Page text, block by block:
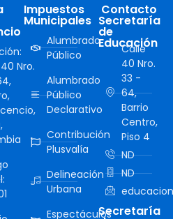
Nro.
Impuestos
Municipales
Alumbrado
Público
Alumbrado
Público
Declarativo
Contribución
Plusvalía
Delineación
Urbana
Espectáculos
Contacto
Secretaría
de
Educación
Calle
40 Nro.
33 -
64,
Barrio
Centro,
Piso 4
ND
ND
Secretaría